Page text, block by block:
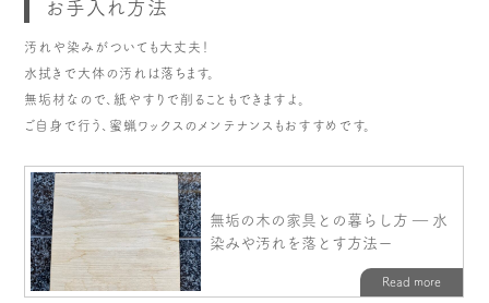
お手入れ方法
汚れや染みがついても大丈夫！
水拭きで大体の汚れは落ちます。
無垢材なので、紙やすりで削ることもできますよ。
ご自身で行う、蜜蝋ワックスのメンテナンスもおすすめです。